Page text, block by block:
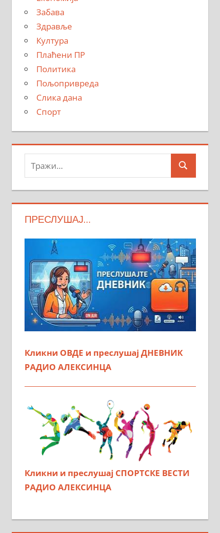
Забава
Здравље
Култура
Плаћени ПР
Политика
Пољопривреда
Слика дана
Спорт
Тражи:
Search
ПРЕСЛУШАЈ…
Кликни ОВДЕ и преслушај ДНЕВНИК
РАДИО АЛЕКСИНЦА
Кликни и преслушај СПОРТСКЕ ВЕСТИ
РАДИО АЛЕКСИНЦА